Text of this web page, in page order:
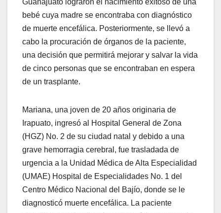
Guanajuato lograron el nacimiento exitoso de una
bebé cuya madre se encontraba con diagnóstico
de muerte encefálica. Posteriormente, se llevó a
cabo la procuración de órganos de la paciente,
una decisión que permitirá mejorar y salvar la vida
de cinco personas que se encontraban en espera
de un trasplante.
Mariana, una joven de 20 años originaria de
Irapuato, ingresó al Hospital General de Zona
(HGZ) No. 2 de su ciudad natal y debido a una
grave hemorragia cerebral, fue trasladada de
urgencia a la Unidad Médica de Alta Especialidad
(UMAE) Hospital de Especialidades No. 1 del
Centro Médico Nacional del Bajío, donde se le
diagnosticó muerte encefálica. La paciente